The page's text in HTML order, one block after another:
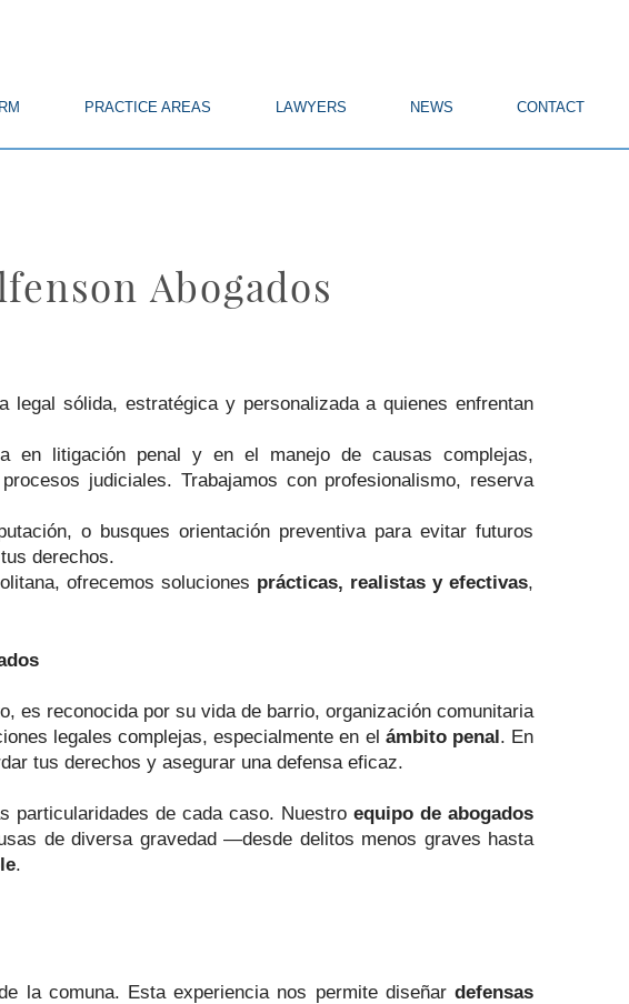
PRACTICE AREAS LAWYERS NEWS CONTACT
Abogados
legal sólida, estratégica y personalizada a quienes enfrentan
en litigación penal y en el manejo de causas complejas,
judiciales. Trabajamos con profesionalismo, reserva
o busques orientación preventiva para evitar futuros
derechos.
ofrecemos soluciones prácticas, realistas y efectivas,
es reconocida por su vida de barrio, organización comunitaria
legales complejas, especialmente en el ámbito penal. En
tus derechos y asegurar una defensa eficaz.
particularidades de cada caso. Nuestroequipo de abogados
de diversa gravedad —desde delitos menos graves hasta
.
la comuna. Esta experiencia nos permite diseñardefensas